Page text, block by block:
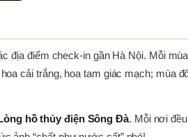
địa điểm check-in gần Hà Nội. Mỗi
cải trắng, hoa tam giác mạch; mùa
hồ thủy điện Sông Đà. Mỗi nơi